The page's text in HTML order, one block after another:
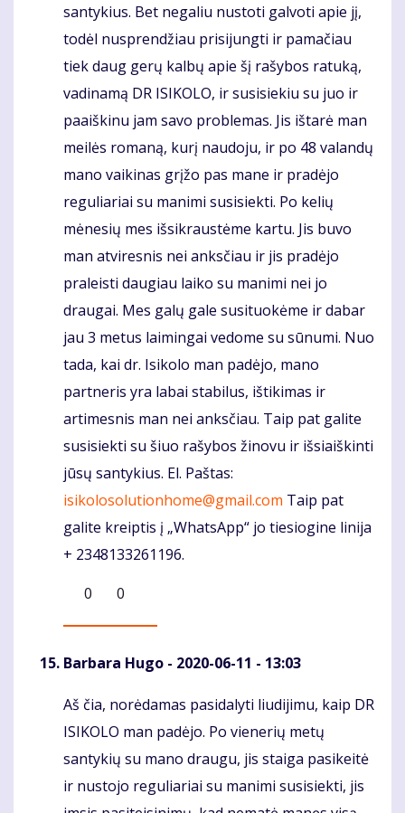
santykius. Bet negaliu nustoti galvoti apie jį,
todėl nusprendžiau prisijungti ir pamačiau
tiek daug gerų kalbų apie šį rašybos ratuką,
vadinamą DR ISIKOLO, ir susisiekiu su juo ir
paaiškinu jam savo problemas. Jis ištarė man
meilės romaną, kurį naudoju, ir po 48 valandų
mano vaikinas grįžo pas mane ir pradėjo
reguliariai su manimi susisiekti. Po kelių
mėnesių mes išsikraustėme kartu. Jis buvo
man atviresnis nei anksčiau ir jis pradėjo
praleisti daugiau laiko su manimi nei jo
draugai. Mes galų gale susituokėme ir dabar
jau 3 metus laimingai vedome su sūnumi. Nuo
tada, kai dr. Isikolo man padėjo, mano
partneris yra labai stabilus, ištikimas ir
artimesnis man nei anksčiau. Taip pat galite
susisiekti su šiuo rašybos žinovu ir išsiaiškinti
jūsų santykius. El. Paštas:
isikolosolutionhome@gmail.com Taip pat
galite kreiptis į „WhatsApp“ jo tiesiogine linija
+ 2348133261196.
0
0
Barbara Hugo - 2020-06-11 - 13:03
Komentaras
Aš čia, norėdamas pasidalyti liudijimu, kaip DR
ISIKOLO man padėjo. Po vienerių metų
santykių su mano draugu, jis staiga pasikeitė
ir nustojo reguliariai su manimi susisiekti, jis